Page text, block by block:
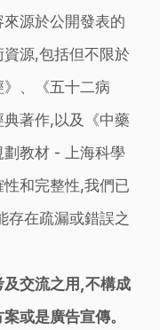
源於公開發表的
源,包括但不限於
》、《五十二病
著作,以及《中藥
教材 - 上海科學
和完整性,我們已
存在疏漏或錯誤之
交流之用,不構成
或是廣告宣傳。